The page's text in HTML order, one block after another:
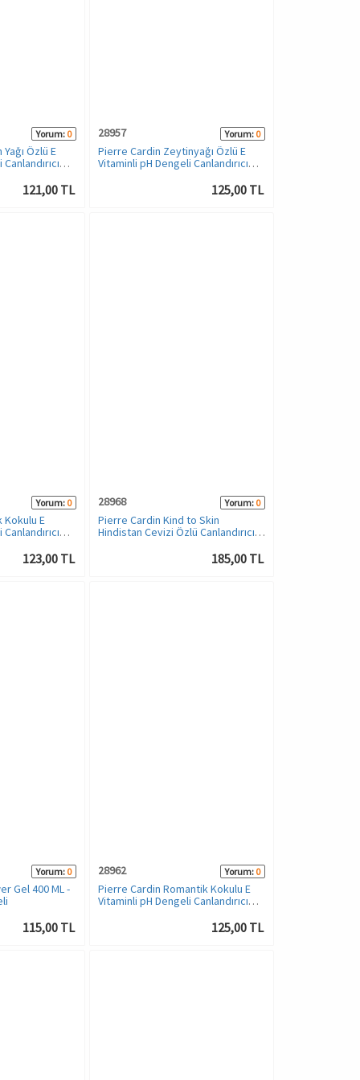
Yorum: 0
Özlü E
121,00 TL
28957 Yorum: 0
Pierre Cardin Zeytinyağı Özlü E
Vitaminli pH Dengeli Canlandırıcı
125,00 TL
Yorum: 0
Kokulu E
123,00 TL
28968 Yorum: 0
Pierre Cardin Kind to Skin
Hindistan Cevizi Özlü Canlandırıcı
185,00 TL
Yorum: 0
Gel 400 ML -
115,00 TL
28962 Yorum: 0
Pierre Cardin Romantik Kokulu E
Vitaminli pH Dengeli Canlandırıcı
125,00 TL